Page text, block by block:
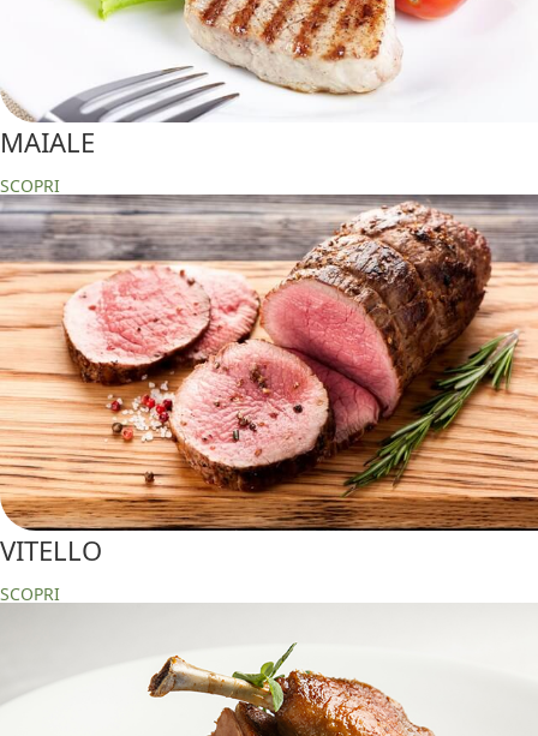
MAIALE
SCOPRI
VITELLO
SCOPRI